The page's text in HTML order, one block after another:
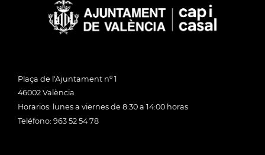
Plaça de l'Ajuntament nº 1
46002 València
Horarios: lunes a viernes de 8:30 a 14:00 horas
Teléfono: 963 52 54 78